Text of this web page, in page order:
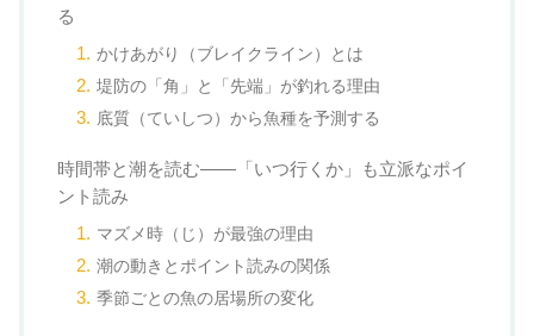
る
かけあがり（ブレイクライン）とは
堤防の「角」と「先端」が釣れる理由
底質（ていしつ）から魚種を予測する
時間帯と潮を読む——「いつ行くか」も立派なポイ
ント読み
マズメ時（じ）が最強の理由
潮の動きとポイント読みの関係
季節ごとの魚の居場所の変化